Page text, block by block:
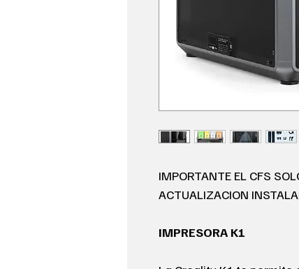
IMPORTANTE EL CFS
ACTUALIZACION
IMPRESORA K1